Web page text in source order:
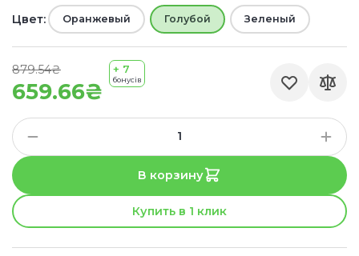
659.66₴
879.54₴ + 7
бонусів
Цвет: Оранжевый Голубой Зеленый
В корзину
Купить в 1 клик